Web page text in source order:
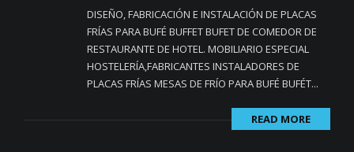
DISEÑO, FABRICACIÓN E INSTALACIÓN DE PLACAS
FRÍAS PARA BUFÉ BUFFET BUFET DE COMEDOR DE
RESTAURANTE DE HOTEL. MOBILIARIO ESPECIAL
HOSTELERÍA,FABRICANTES INSTALADORES DE
PLACAS FRÍAS MESAS DE FRÍO PARA BUFÉ BUFÉT...
READ MORE